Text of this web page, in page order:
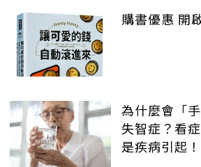
購書優惠 開
為什麼會「
失智症？看
是疾病引起！